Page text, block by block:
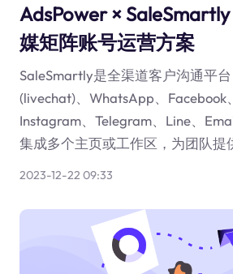
AdsPower ×
媒矩阵账号运营方案
SaleSmartly是全渠道客户沟通平
(livechat)、WhatsApp、Facebook
Instagram、Telegram、Line、
集成多个主页或工作区，为团队提
2023-12-22 09:33